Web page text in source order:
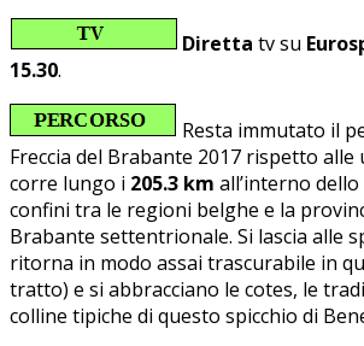
Diretta tv su
15.30.
Resta immutato il
Freccia del Brabante 2017 rispetto alle
corre lungo i 205.3 km all’interno
confini tra le regioni belghe e la
Brabante settentrionale. Si lascia alle
ritorna in modo assai trascurabile in
tratto) e si abbracciano le cotes, le
colline tipiche di questo spicchio di